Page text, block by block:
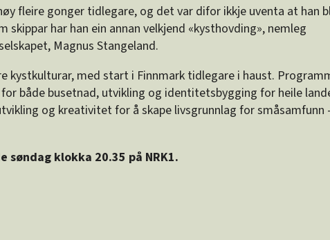
fleire gonger tidlegare, og det var difor ikkje uventa at han
skippar har han ein annan velkjend «kysthovding», nemleg
Magnus Stangeland.
kystkulturar, med start i Finnmark tidlegare i haust.
både busetnad, utvikling og identitetsbygging for heile
og kreativitet for å skape livsgrunnlag for småsamfunn
søndag klokka 20.35 på NRK1.